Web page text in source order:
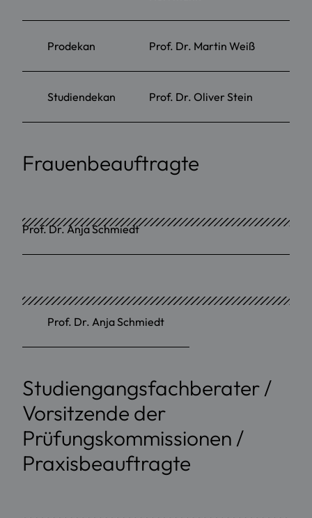
Prodekan Prof. Dr. Martin Weiß
Studiendekan Prof. Dr. Oliver Stein
Frauenbeauftragte
Prof. Dr. Anja Schmiedt
Prof. Dr. Anja Schmiedt
Studiengangsfachberater /
Vorsitzende der
Prüfungskommissionen /
Praxisbeauftragte